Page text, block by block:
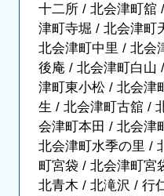
十二所 / 北会津町舘
津町寺堀 / 北会津町
北会津町中里 / 北会
後庵 / 北会津町白山
津町東小松 / 北会津
生 / 北会津町古舘 /
会津町本田 / 北会津
北会津町水季の里 /
町宮袋 / 北会津町宮
北青木 / 北滝沢 / 行